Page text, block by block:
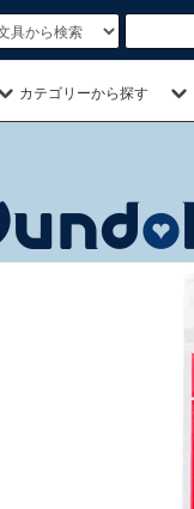
カテゴリーから探す